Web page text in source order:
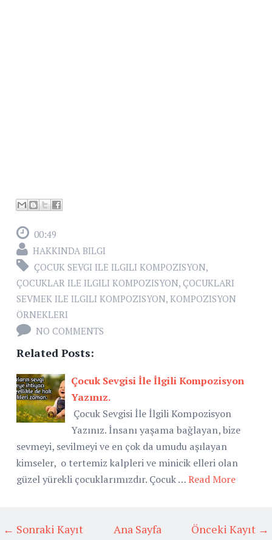
00:49
HAKKINDA BILGI
ÇOCUK SEVGI ILE ILGILI KOMPOZISYON,
ÇOCUKLAR ILE ILGILI KOMPOZISYON, ÇOCUKLARI
SEVMEK ILE ILGILI KOMPOZISYON, KOMPOZISYON
ÖRNEKLERI
NO COMMENTS
Related Posts:
Çocuk Sevgisi İle İlgili Kompozisyon
Yazınız.
Çocuk Sevgisi İle İlgili Kompozisyon
Yazınız. İnsanı yaşama bağlayan, bize
sevmeyi, sevilmeyi ve en çok da umudu aşılayan
kimseler, o tertemiz kalpleri ve minicik elleri olan
güzel yürekli çocuklarımızdır. Çocuk …Read More
← Sonraki Kayıt Önceki Kayıt →
Ana Sayfa